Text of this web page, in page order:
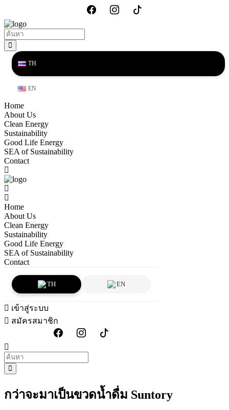
TH
EN
Home
About Us
Clean Energy
Sustainability
Good Life Energy
SEA of Sustainability
Contact
Home
About Us
Clean Energy
Sustainability
Good Life Energy
SEA of Sustainability
Contact
TH EN
เข้าสู่ระบบ
สมัครสมาชิก
กว่าจะมาเป็นขวดน้ำดื่ม Suntory